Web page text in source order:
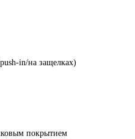
in/на защелках)
покрытием